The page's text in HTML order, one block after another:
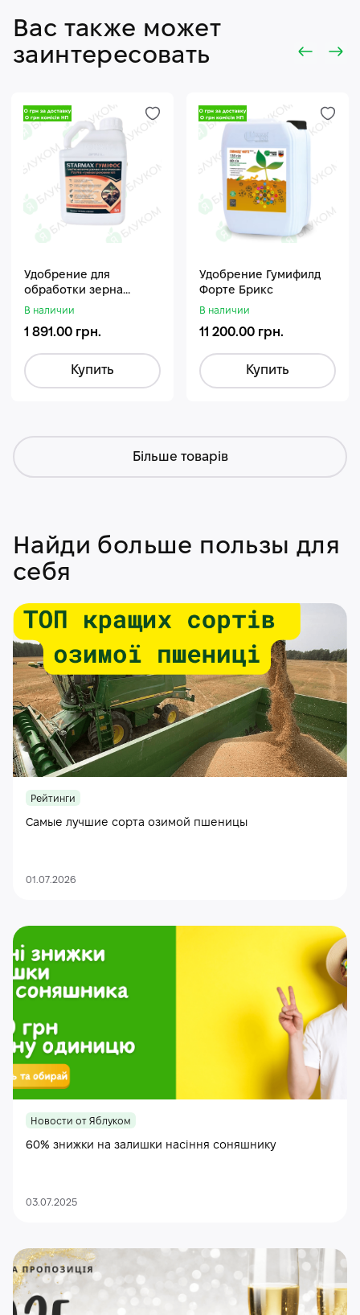
Вас также может
заинтересовать
Удобрение для
обработки зерна
Стармакс Гумифос
В наличии
1 891.00 грн.
Купить
Удобрение Гумифилд
Форте Брикс
В наличии
11 200.00 грн.
Купить
Більше товарів
Найди больше пользы для
себя
Рейтинги
Самые лучшие сорта озимой пшеницы
01.07.2026
Новости от Яблуком
60% знижки на залишки насіння соняшнику
03.07.2025